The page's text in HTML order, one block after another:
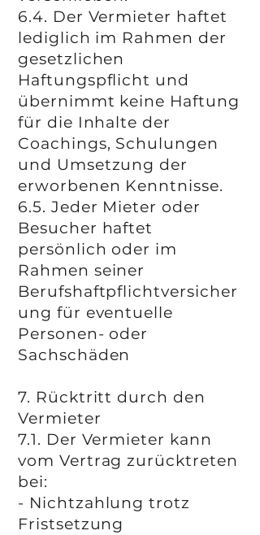
6.4. Der Vermieter haftet
lediglich im Rahmen der
gesetzlichen
Haftungspflicht und
übernimmt keine Haftung
für die Inhalte der
Coachings, Schulungen
und Umsetzung der
erworbenen Kenntnisse.
6.5. Jeder Mieter oder
Besucher haftet
persönlich oder im
Rahmen seiner
Berufshaftpflichtversicher
ung für eventuelle
Personen- oder
Sachschäden
7. Rücktritt durch den
Vermieter
7.1. Der Vermieter kann
vom Vertrag zurücktreten
bei:
- Nichtzahlung trotz
Fristsetzung